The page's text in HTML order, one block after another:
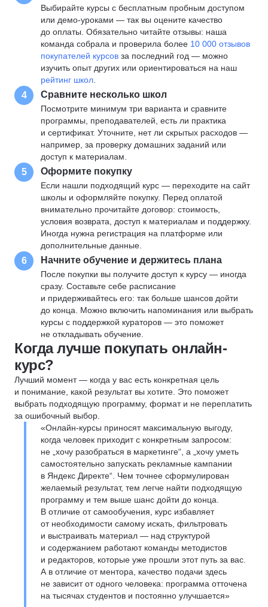
Выбирайте курсы с бесплатным пробным доступом
или демо-уроками — так вы оцените качество
до оплаты. Обязательно читайте отзывы: наша
команда собрала и проверила более 10 000 отзывов
покупателей курсов за последний год — можно
изучить опыт других или ориентироваться на наш
рейтинг школ
4 Сравните несколько школ
Посмотрите минимум три варианта и сравните
программы, преподавателей, есть ли практика
и сертификат. Уточните, нет ли скрытых расходов —
например, за проверку домашних заданий или
доступ к материалам.
5 Оформите покупку
Если нашли подходящий курс — переходите на сайт
школы и оформляйте покупку. Перед оплатой
внимательно прочитайте договор: стоимость,
условия возврата, доступ к материалам и поддержку.
Иногда нужна регистрация на платформе или
дополнительные данные.
6 Начните обучение и держитесь плана
После покупки вы получите доступ к курсу — иногда
сразу. Составьте себе расписание
и придерживайтесь его: так больше шансов дойти
до конца. Можно включить напоминания или выбрать
курсы с поддержкой кураторов — это поможет
не откладывать обучение.
Когда лучше покупать онлайн-
курс?
Лучший момент — когда у вас есть конкретная цель
и понимание, какой результат вы хотите. Это поможет
выбрать подходящую программу, формат и не переплатить
за ошибочный выбор.
«Онлайн-курсы приносят максимальную выгоду,
когда человек приходит с конкретным запросом:
не „хочу разобраться в маркетинге“, а „хочу уметь
самостоятельно запускать рекламные кампании
в Яндекс Директе“. Чем точнее сформулирован
желаемый результат, тем легче найти подходящую
программу и тем выше шанс дойти до конца.
В отличие от самообучения, курс избавляет
от необходимости самому искать, фильтровать
и выстраивать материал — над структурой
и содержанием работают команды методистов
и редакторов, которые уже прошли этот путь за вас.
А в отличие от ментора, качество подачи здесь
не зависит от одного человека: программа отточена
на тысячах студентов и постоянно улучшается»